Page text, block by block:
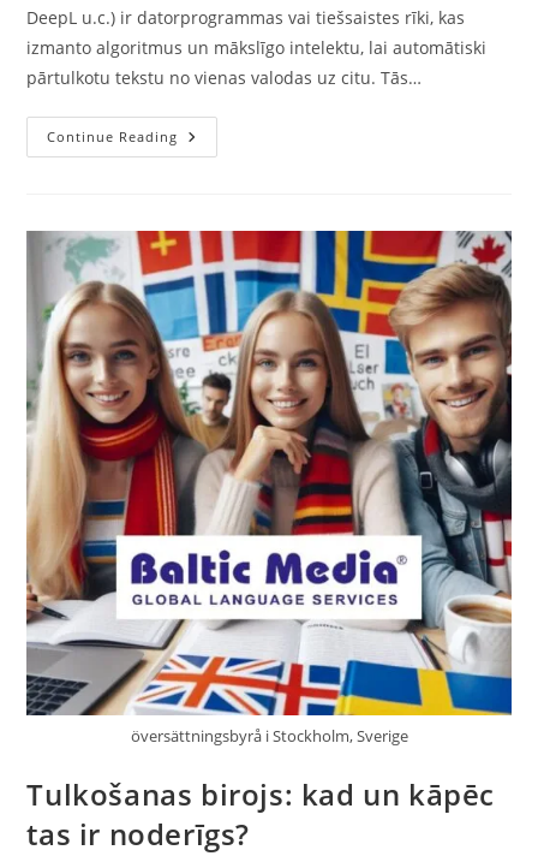
DeepL u.c.) ir datorprogrammas vai tiešsaistes rīki, kas
izmanto algoritmus un mākslīgo intelektu, lai automātiski
pārtulkotu tekstu no vienas valodas uz citu. Tās…
Continue Reading Kas
Ir
Uz
Tām
Var
Paļauties,
Kad
Vajag
Kvalitatīvus
Tulkojumus?
översättningsbyrå i Stockholm, Sverige
Tulkošanas birojs: kad un kāpēc
tas ir noderīgs?